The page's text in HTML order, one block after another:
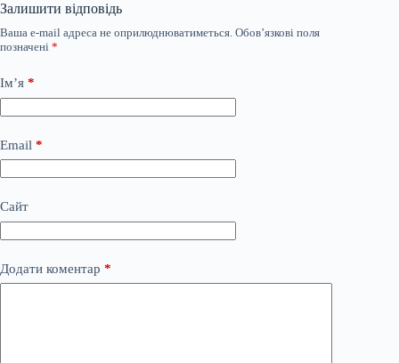
Залишити відповідь
Ваша e-mail адреса не оприлюднюватиметься. Обов’язкові поля
позначені *
Ім’я *
Email *
Сайт
Додати коментар *